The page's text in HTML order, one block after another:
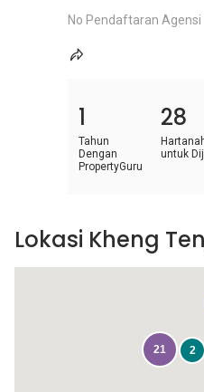
No Pendaftaran Agensi
1
Tahun
Dengan
PropertyGuru
28
untuk
21 2
Lokasi Kheng